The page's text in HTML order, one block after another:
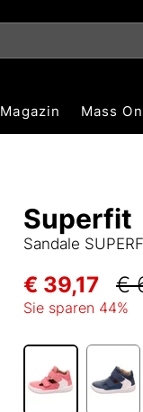
Magazin Mass
Superfit
Sandale
€ 39,17 €
Sie sparen 44%